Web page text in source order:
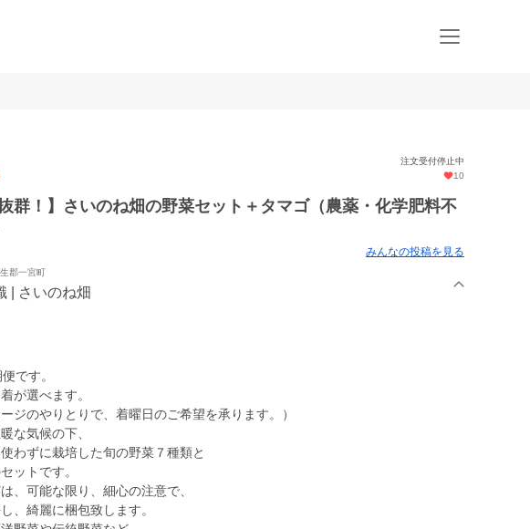
注文受付停止中
10
群！】さいのね畑の野菜セット＋タマゴ（農薬・化学肥料不
みんなの投稿を見る
郡一宮町
| さいのね畑
です。
が選べます。
ジのやりとりで、着曜日のご希望を承ります。）
な気候の下、
わずに栽培した旬の野菜７種類と
ットです。
、可能な限り、細心の注意で、
、綺麗に梱包致します。